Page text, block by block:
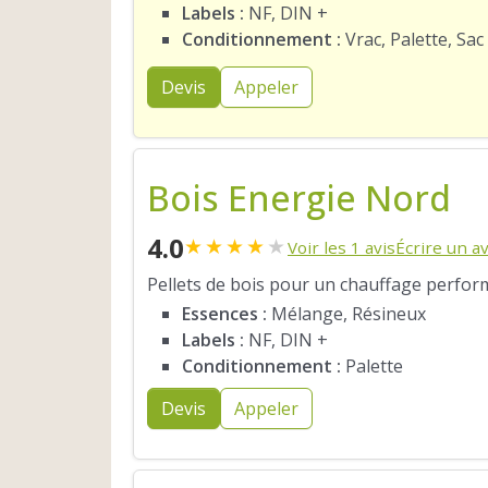
Labels : NF, DIN +
Conditionnement : Vrac, Palette, Sac
Devis
Appeler
Bois Energie Nord
4.0★★★★★ Voir les 1 avisÉcrire un
Pellets de bois pour un chauffage
Essences : Mélange, Résineux
Labels : NF, DIN +
Conditionnement : Palette
Devis
Appeler